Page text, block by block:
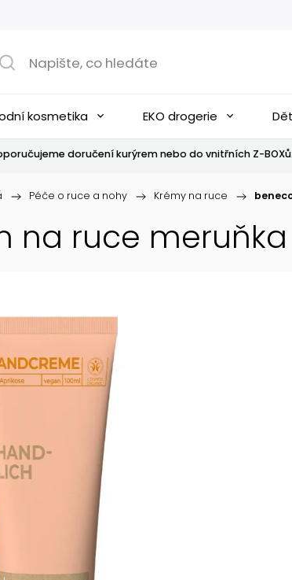
kosmetika EKO drogerie
doručení kurýrem nebo do vnitřních Z-
/ Péče o ruce a nohy / Krémy na ruce /
na ruce meruňka